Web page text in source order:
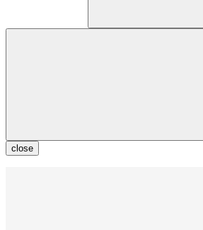
close